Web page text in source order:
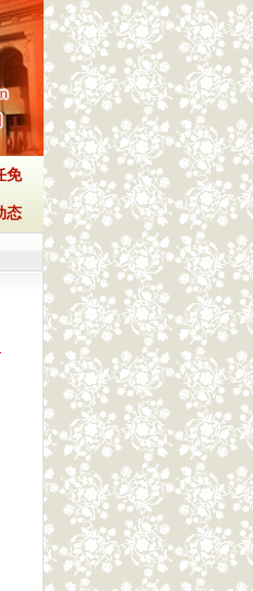
免
态